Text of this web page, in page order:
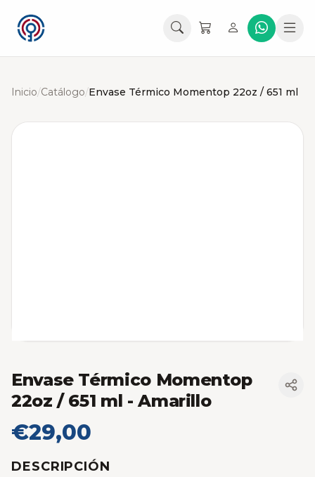
Inicio/Catálogo/Envase Térmico Momentop 22oz / 651 ml
Envase Térmico Momentop
22oz / 651 ml - Amarillo
€29,00
DESCRIPCIÓN